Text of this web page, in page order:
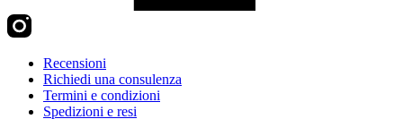
Recensioni
Richiedi una consulenza
Termini e condizioni
Spedizioni e resi